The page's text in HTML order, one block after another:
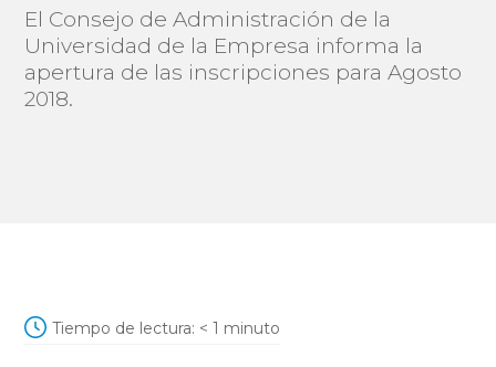
El Consejo de Administración de la
Universidad de la Empresa informa la
apertura de las inscripciones para Agosto
2018.
Tiempo de lectura: < 1 minuto